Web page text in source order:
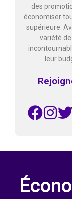
des
économiser
supérieure.
variété
leur